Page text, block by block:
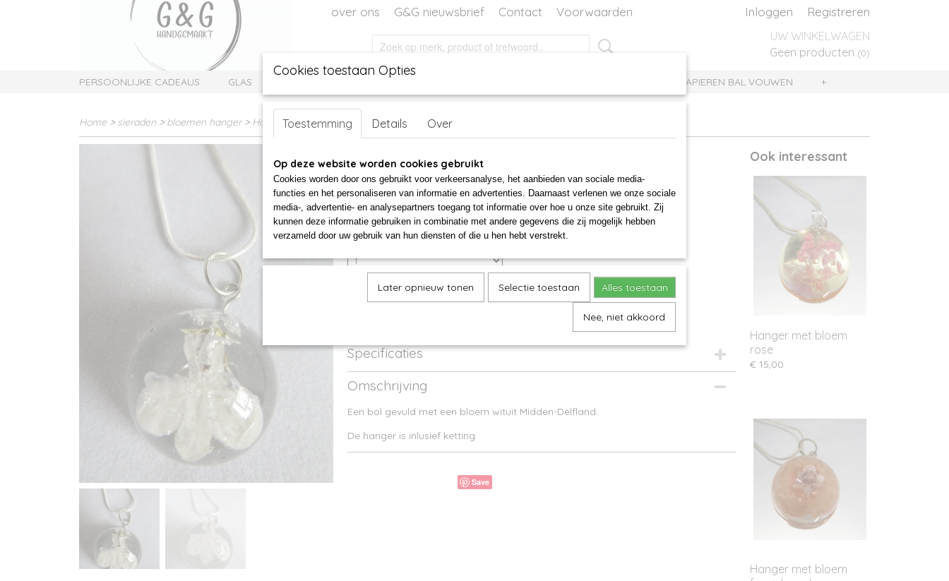
over ons G&G nieuwsbrief Contact Voorwaarden Inloggen Registreren
UW WINKELWAGEN
Geen producten (0)
PERSOONLIJKE CADEAUS GLAS DECORATIE PAPIEREN BAL VOUWEN +
Home > sieraden > bloemen hanger> Hanger met bloem wit
Hanger met bloem wit
€ 15,00
✓ Op voorraad
Aantal
Specificaties
Afmetingen (l,b,h)
Omschrijving
Een bol gevuld met een bloem wituit Midden-Delfland.
De hanger is inlusief ketting
Save
Ook interessant
Hanger met bloem
rose
€ 15,00
Hanger met bloem
Cookies toestaan Opties
Toestemming Details Over
Op deze website worden cookies gebruikt
Cookies worden door ons gebruikt voor verkeersanalyse, het aanbieden van sociale media-
functies en het personaliseren van informatie en advertenties. Daarnaast verlenen we onze sociale
media-, advertentie- en analysepartners toegang tot informatie over hoe u onze site gebruikt. Zij
kunnen deze informatie gebruiken in combinatie met andere gegevens die zij mogelijk hebben
verzameld door uw gebruik van hun diensten of die u hen hebt verstrekt.
Later opnieuw tonen Selectie toestaan Alles toestaan
Nee, niet akkoord